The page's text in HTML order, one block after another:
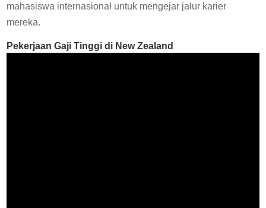
mahasiswa internasional untuk mengejar jalur karier
mereka.
PekerjaanGaji Tinggi di New Zealand